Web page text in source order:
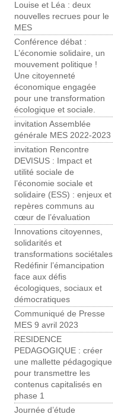
Louise et Léa : deux
nouvelles recrues pour le
MES
Conférence débat :
L’économie solidaire, un
mouvement politique !
Une citoyenneté
économique engagée
pour une transformation
écologique et sociale.
invitation Assemblée
générale MES 2022-2023
invitation Rencontre
DEVISUS : Impact et
utilité sociale de
l’économie sociale et
solidaire (ESS) : enjeux et
repères communs au
cœur de l’évaluation
Innovations citoyennes,
solidarités et
transformations sociétales
Redéfinir l’émancipation
face aux défis
écologiques, sociaux et
démocratiques
Communiqué de Presse
MES 9 avril 2023
RESIDENCE
PEDAGOGIQUE : créer
une mallette pédagogique
pour transmettre les
contenus capitalisés en
phase 1
Journée d’étude